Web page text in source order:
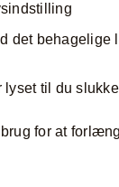
det behagelige
til du
for at